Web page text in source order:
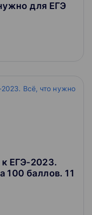
для ЕГЭ
ЕГЭ-2023.
100 баллов. 11